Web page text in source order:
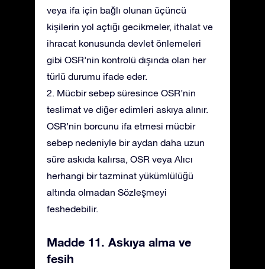
veya ifa için bağlı olunan üçüncü
kişilerin yol açtığı gecikmeler, ithalat ve
ihracat konusunda devlet önlemeleri
gibi OSR’nin kontrolü dışında olan her
türlü durumu ifade eder.
2. Mücbir sebep süresince OSR’nin
teslimat ve diğer edimleri askıya alınır.
OSR’nin borcunu ifa etmesi mücbir
sebep nedeniyle bir aydan daha uzun
süre askıda kalırsa, OSR veya Alıcı
herhangi bir tazminat yükümlülüğü
altında olmadan Sözleşmeyi
feshedebilir.
Madde 11. Askıya alma ve
fesih